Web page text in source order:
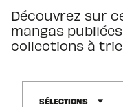
Découvrez sur
mangas
collections à
SÉLECTIONS arrow_drop_down